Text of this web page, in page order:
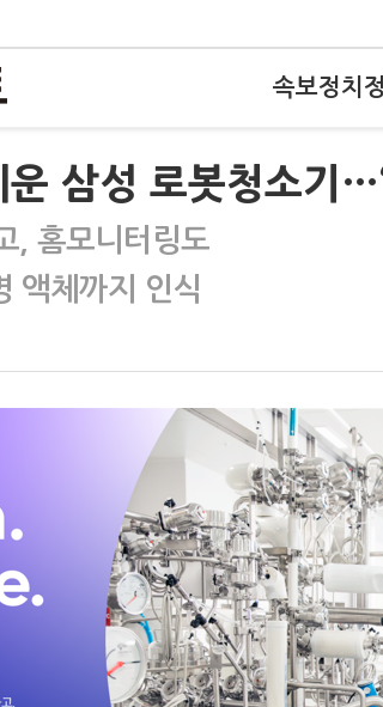
속보정치
운 삼성 로봇청소기
, 홈모니터링도
액체까지 인식